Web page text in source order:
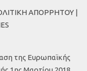
ΑΠΟΡΡΗΤΟΥ |
της Ευρωπαϊκής